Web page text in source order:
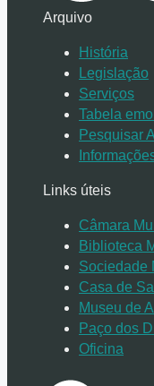
Arquivo
História
Legislação
Serviços
Tabela
Pesquisar
Links úteis
Câmara
Biblioteca
Sociedade
Casa de
Museu de
Paço dos
Oficina